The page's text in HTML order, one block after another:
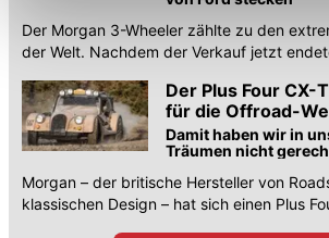
Funktionalitäten der Website zur
können die Einstellungen jederzeit in
Datenschutzerklärunganpassen.
Der Morgan 3-Wheeler zählte zu den
der Welt. Nachdem der Verkauf jetzt
Der Plus Four CX-
für die Offroad-
Damit haben wir in
Träumen nicht
Morgan – der britische Hersteller von
klassischen Design – hat sich einen Plus